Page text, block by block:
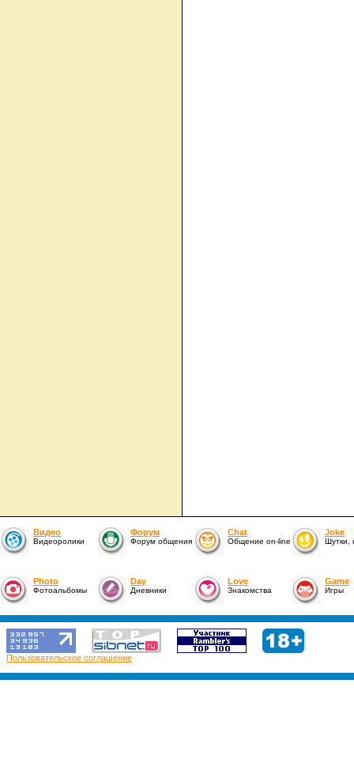
Видео
Видеоролики
Форум
Форум общения
Chat
Общение on-line
Joke
Шутки,
Photo
Фотоальбомы
Day
Дневники
Love
Знакомства
Game
Игры
Пользовательское соглашение